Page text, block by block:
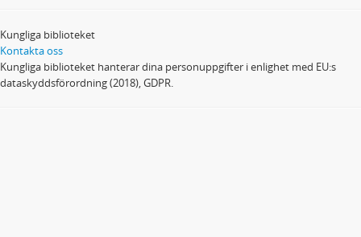
Kungliga biblioteket
Kontakta oss
Kungliga biblioteket hanterar dina personuppgifter i enlighet med EU:s
dataskyddsförordning (2018), GDPR.